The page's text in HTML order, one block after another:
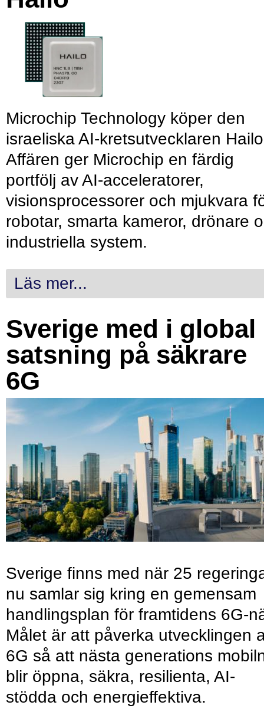
Microchip Technology köper den
israeliska AI-kretsutvecklaren
Affären ger Microchip en färdig
portfölj av AI-acceleratorer,
visionsprocessorer och mjukvara
robotar, smarta kameror, drönare
industriella system.
Läs mer...
Sverige med i global
satsning på säkrare
6G
Sverige finns med när 25
nu samlar sig kring en gemensam
handlingsplan för framtidens 6G-
Målet är att påverka utvecklingen
6G så att nästa generations
blir öppna, säkra, resilienta, AI-
stödda och energieffektiva.